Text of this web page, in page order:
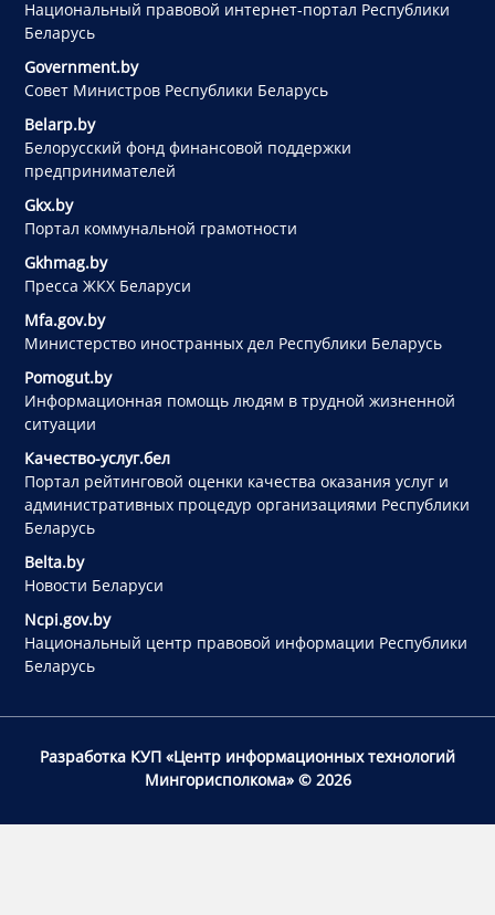
Национальный правовой интернет-портал Республики
Беларусь
Government.by
Совет Министров Республики Беларусь
Belarp.by
Белорусский фонд финансовой поддержки
предпринимателей
Gkx.by
Портал коммунальной грамотности
Gkhmag.by
Пресса ЖКХ Беларуси
Mfa.gov.by
Министерство иностранных дел Республики Беларусь
Pomogut.by
Информационная помощь людям в трудной жизненной
ситуации
Качество-услуг.бел
Портал рейтинговой оценки качества оказания услуг и
административных процедур организациями Республики
Беларусь
Belta.by
Новости Беларуси
Ncpi.gov.by
Национальный центр правовой информации Республики
Беларусь
Разработка КУП «Центр информационных технологий
Мингорисполкома»© 2026